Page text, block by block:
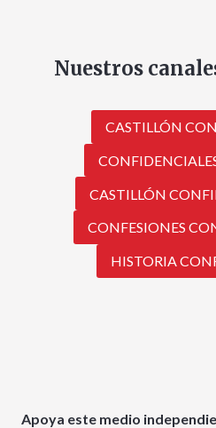
Nuestros
CASTILLÓN
CASTILLÓN
CONFESIONES
HISTORIA
Apoya este medio